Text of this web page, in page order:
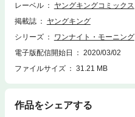
レーベル
ヤングキングコミックス
掲載誌
ヤングキング
シリーズ
ワンナイト・モーニング
電子版配信開始日
2020/03/02
ファイルサイズ
31.21 MB
作品をシェアする